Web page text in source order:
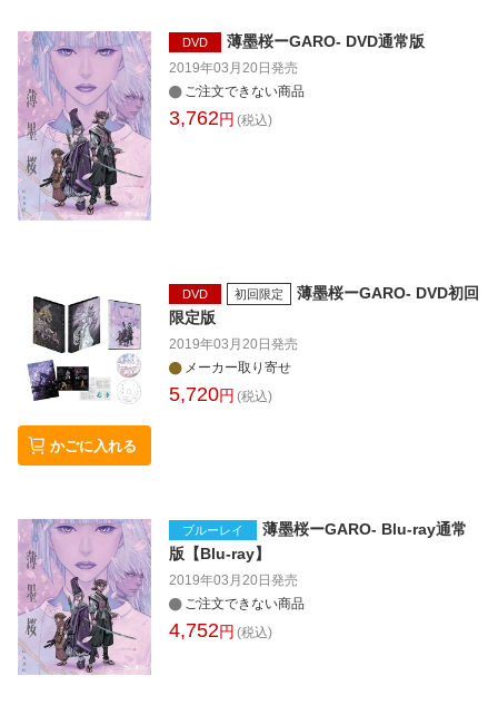
DVD 薄墨桜ーGARO- DVD通常版
2019年03月20日 発売
ご注文できない商品
3,762円 (税込)
かごに入れる
DVD 初回限定
薄墨桜ーGARO- DVD初回
限定版
2019年03月20日 発売
メーカー取り寄せ
5,720円 (税込)
ブルーレイ
薄墨桜ーGARO- Blu-ray通常
版【Blu-ray】
2019年03月20日 発売
ご注文できない商品
4,752円 (税込)